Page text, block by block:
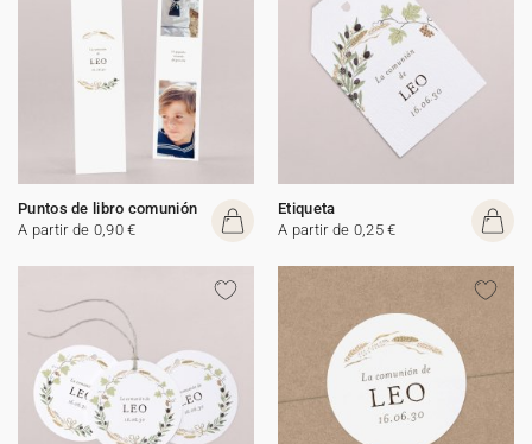
Puntos de libro comunión
A partir de 0,90 €
Etiqueta
A partir de 0,25 €